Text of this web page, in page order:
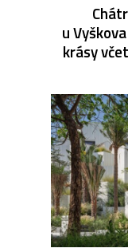
u
krásy